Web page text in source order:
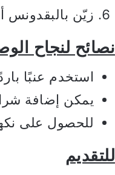
زيّن بالبقدونس
نصائح لنجاح
استخدم عنبًا
يمكن إضافة
للحصول على
للتقديم